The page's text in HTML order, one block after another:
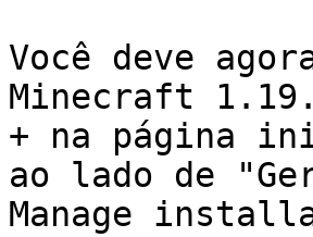
Você deve
Minecraft
+ na página
ao lado de
Manage